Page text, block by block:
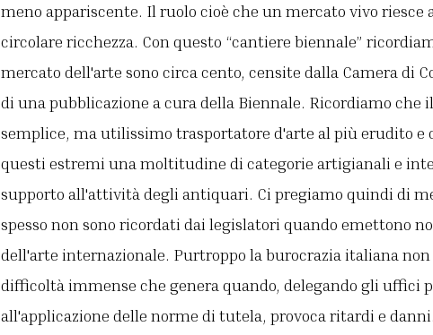
meno appariscente. Il ruolo cioè che un mercato vivo
circolare ricchezza. Con questo “cantiere biennale”
mercato dell'arte sono circa cento, censite dalla Camera di
di una pubblicazione a cura della Biennale. Ricordiamo che
semplice, ma utilissimo trasportatore d'arte al più erudito
questi estremi una moltitudine di categorie artigianali e
supporto all'attività degli antiquari. Ci pregiamo quindi di
spesso non sono ricordati dai legislatori quando emettono
dell'arte internazionale. Purtroppo la burocrazia italiana
difficoltà immense che genera quando, delegando gli uffici
all'applicazione delle norme di tutela, provoca ritardi e